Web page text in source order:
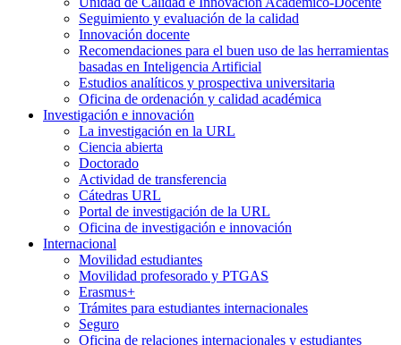
Seguimiento y evaluación de la calidad
Innovación docente
Recomendaciones para el buen uso de las herramientas
basadas en Inteligencia Artificial
Estudios analíticos y prospectiva universitaria
Oficina de ordenación y calidad académica
Investigación e innovación
La investigación en la URL
Ciencia abierta
Doctorado
Actividad de transferencia
Cátedras URL
Portal de investigación de la URL
Oficina de investigación e innovación
Internacional
Movilidad estudiantes
Movilidad profesorado y PTGAS
Erasmus+
Trámites para estudiantes internacionales
Seguro
Oficina de relaciones internacionales y estudiantes